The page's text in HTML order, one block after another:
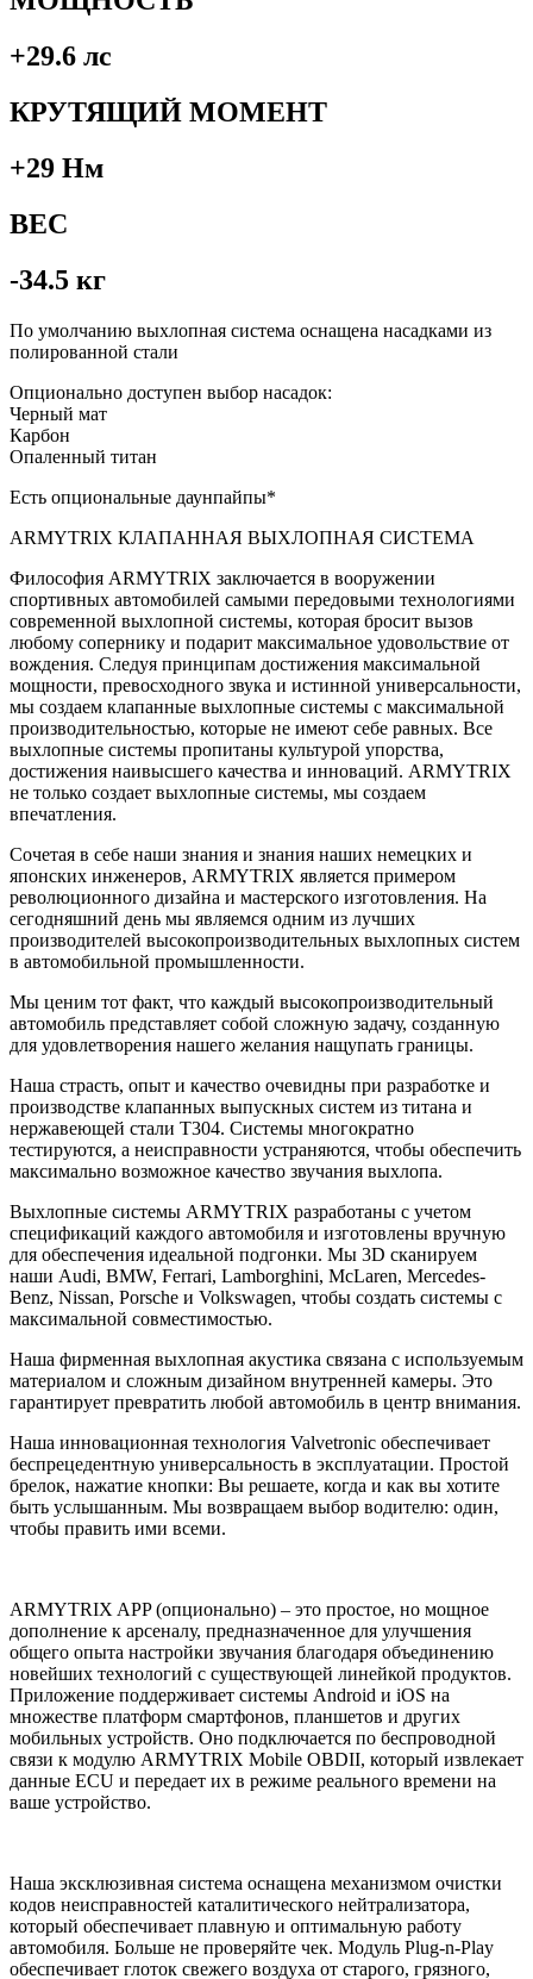
+29.6 лс
КРУТЯЩИЙ МОМЕНТ
+29 Нм
ВЕС
-34.5 кг
По умолчанию выхлопная система оснащена насадками из
полированной стали
Опционально доступен выбор насадок:
Черный мат
Карбон
Опаленный титан
Есть опциональные даунпайпы*
ARMYTRIX КЛАПАННАЯ ВЫХЛОПНАЯ СИСТЕМА
Философия ARMYTRIX заключается в вооружении
спортивных автомобилей самыми передовыми технологиями
современной выхлопной системы, которая бросит вызов
любому сопернику и подарит максимальное удовольствие от
вождения. Следуя принципам достижения максимальной
мощности, превосходного звука и истинной универсальности,
мы создаем клапанные выхлопные системы с максимальной
производительностью, которые не имеют себе равных. Все
выхлопные системы пропитаны культурой упорства,
достижения наивысшего качества и инноваций. ARMYTRIX
не только создает выхлопные системы, мы создаем
впечатления.
Сочетая в себе наши знания и знания наших немецких и
японских инженеров, ARMYTRIX является примером
революционного дизайна и мастерского изготовления. На
сегодняшний день мы являемся одним из лучших
производителей высокопроизводительных выхлопных систем
в автомобильной промышленности.
Мы ценим тот факт, что каждый высокопроизводительный
автомобиль представляет собой сложную задачу, созданную
для удовлетворения нашего желания нащупать границы.
Наша страсть, опыт и качество очевидны при разработке и
производстве клапанных выпускных систем из титана и
нержавеющей стали T304. Системы многократно
тестируются, а неисправности устраняются, чтобы обеспечить
максимально возможное качество звучания выхлопа.
Выхлопные системы ARMYTRIX разработаны с учетом
спецификаций каждого автомобиля и изготовлены вручную
для обеспечения идеальной подгонки. Мы 3D сканируем
наши Audi, BMW, Ferrari, Lamborghini, McLaren, Mercedes-
Benz, Nissan, Porsche и Volkswagen, чтобы создать системы с
максимальной совместимостью.
Наша фирменная выхлопная акустика связана с используемым
материалом и сложным дизайном внутренней камеры. Это
гарантирует превратить любой автомобиль в центр внимания.
Наша инновационная технология Valvetronic обеспечивает
беспрецедентную универсальность в эксплуатации. Простой
брелок, нажатие кнопки: Вы решаете, когда и как вы хотите
быть услышанным. Мы возвращаем выбор водителю: один,
чтобы править ими всеми.
ARMYTRIX APP (опционально) – это простое, но мощное
дополнение к арсеналу, предназначенное для улучшения
общего опыта настройки звучания благодаря объединению
новейших технологий с существующей линейкой продуктов.
Приложение поддерживает системы Android и iOS на
множестве платформ смартфонов, планшетов и других
мобильных устройств. Оно подключается по беспроводной
связи к модулю ARMYTRIX Mobile OBDII, который извлекает
данные ECU и передает их в режиме реального времени на
ваше устройство.
Наша эксклюзивная система оснащена механизмом очистки
кодов неисправностей каталитического нейтрализатора,
который обеспечивает плавную и оптимальную работу
автомобиля. Больше не проверяйте чек. Модуль Plug-n-Play
обеспечивает глоток свежего воздуха от старого, грязного,